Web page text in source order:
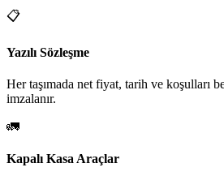
📋
Yazılı Sözleşme
Her taşımada net fiyat, tarih ve koşulları
imzalanır.
🚛
Kapalı Kasa Araçlar